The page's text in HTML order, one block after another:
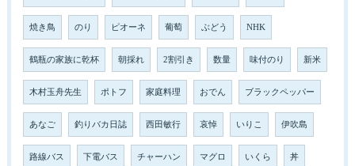
焼き鳥 のり ピオーネ 葡萄 ぶどう NHK
鶴瓶の家族に乾杯 朝採れ 2割引き 数量 味付のり 新米
木村玉舟先生 ポトフ 家庭料理 おでん ブラックペッパー
あなご 釣りバカ日誌 西田敏行 哀悼 いりこ 伊吹島
路線バス 下電バス チャーハン マグロ いくら 丼